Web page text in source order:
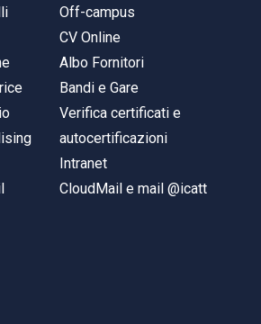
Off-campus
CV Online
Albo Fornitori
Bandi e Gare
Verifica certificati e
autocertificazioni
Intranet
CloudMail e mail @icatt